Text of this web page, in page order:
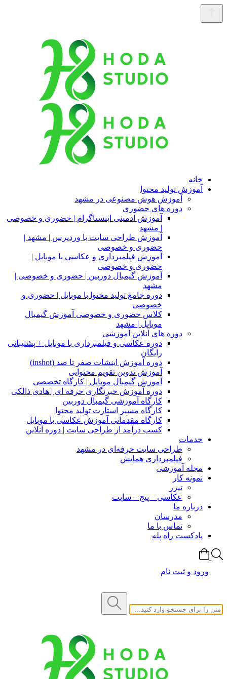
خانه
آموزش تولید محتوا
آموزش هوش مصنوعی در مشهد
دوره های حضوری
آموزش ادمینی اینستاگرام | حضوری و خصوصی
| مشهد
آموزش طراحی سایت با وردپرس | مشهد |
حضوری و خصوصی
آموزش فیلمبرداری و عکاسی با موبایل |
حضوری و خصوصی
آموزش گیمبال دوربین | حضوری و خصوصی |
مشهد
دوره جامع تولید محتوا با موبایل | حضوری و
خصوصی
کلاس حضوری و خصوصی آموزش گیمبال
موبایل | مشهد
دوره های آنلاین آموزشی
دوره عکاسی و فیلمبرداری با موبایل + پشتیبانی
رایگان
دوره آموزش اینشات صفر تا صد (inshot)
آموزش تدوین تقویم محتوایی
آموزش گیمبال موبایل | کارگاه تخصصی
دوره آموزش خبرنگاری حرفه ای | هادی ذالکی
کارگاه آموزشی گیمبال دوربین
کارگاه مسیر استارت تولید محتوا
کارگاه مقدماتی آموزش عکاسی با موبایل
کسب درآمد از طراحی سایت | دوره آنلاین
خدمات
طراحی سایت حرفه‌ای در مشهد
فیلمبرداری همایش
مجله آموزشی
نمونه کار
تیزر
عکاسی – پیج – سایت
درباره ما
مدرسان
تماس با ما
پادکست راه پله
ورود و ثبت نام